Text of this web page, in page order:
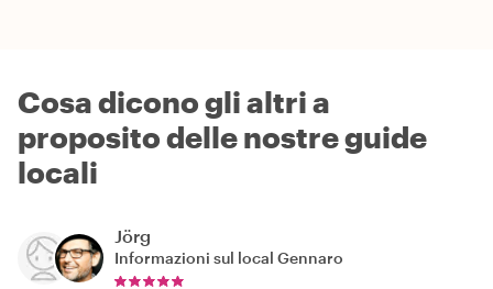
Cosa dicono gli altri a
proposito delle nostre guide
locali
Jörg
Informazioni sul local Gennaro